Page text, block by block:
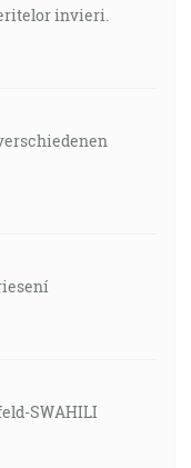
invieri.
SWAHILI